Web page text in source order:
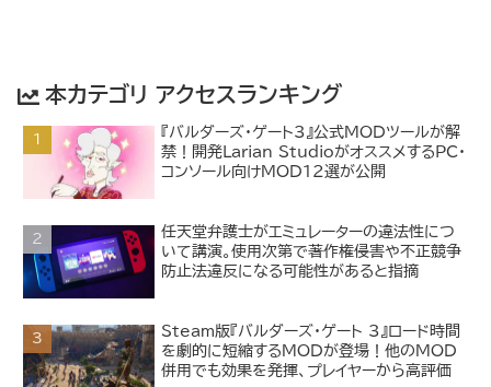
本カテゴリ アクセスランキング
『バルダーズ・ゲート3』公式MODツールが解
禁！開発Larian StudioがオススメするPC・
コンソール向けMOD12選が公開
任天堂弁護士がエミュレーターの違法性につ
いて講演。使用次第で著作権侵害や不正競争
防止法違反になる可能性があると指摘
Steam版『バルダーズ・ゲート 3』ロード時間
を劇的に短縮するMODが登場！他のMOD
併用でも効果を発揮、プレイヤーから高評価